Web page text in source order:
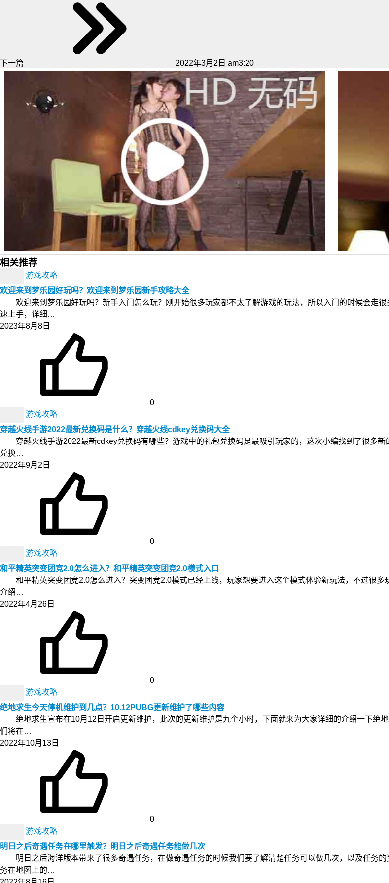
下一篇 2022年3月2日 am3:20
相关推荐
游戏攻略
欢迎来到梦乐园好玩吗？欢迎来到梦乐园新手攻略大全
欢迎来到梦乐园好玩吗？新手入门怎么玩？刚开始很多玩家都不太了解游戏的玩法，所以入门的时候会走
速上手，详细…
2023年8月8日
0
游戏攻略
穿越火线手游2022最新兑换码是什么？穿越火线cdkey兑换码大全
穿越火线手游2022最新cdkey兑换码有哪些？游戏中的礼包兑换码是最吸引玩家的，这次小编找到了很多新
兑换…
2022年9月2日
0
游戏攻略
和平精英突变团竞2.0怎么进入？和平精英突变团竞2.0模式入口
和平精英突变团竞2.0怎么进入？突变团竞2.0模式已经上线，玩家想要进入这个模式体验新玩法，不过很多
介绍…
2022年4月26日
0
游戏攻略
绝地求生今天停机维护到几点？10.12PUBG更新维护了哪些内容
绝地求生宣布在10月12日开启更新维护，此次的更新维护是九个小时，下面就来为大家详细的介绍一下
们将在…
2022年10月13日
0
游戏攻略
明日之后奇遇任务在哪里触发？明日之后奇遇任务能做几次
明日之后海洋版本带来了很多奇遇任务，在做奇遇任务的时候我们要了解清楚任务可以做几次，以及任务
务在地图上的…